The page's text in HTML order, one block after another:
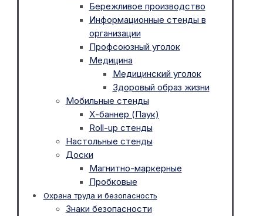
Бережливое производство
Информационные стенды в
организации
Профсоюзный уголок
Медицина
Медицинский уголок
Здоровый образ жизни
Мобильные стенды
Х-баннер (Паук)
Roll-up стенды
Настольные стенды
Доски
Магнитно-маркерные
Пробковые
Охрана труда и безопасность
Знаки безопасности